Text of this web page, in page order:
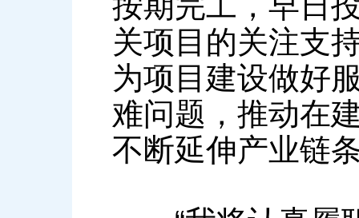
关项目的关注支
为项目建设做好
难问题，推动在
不断延伸产业链